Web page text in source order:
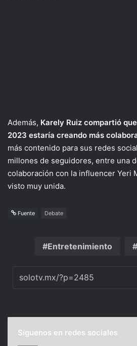
Además, Karely Ruiz compartió
2023 estaría creando más
más contenido para sus redes
millones de seguidores, entre una
colaboración con la influencer Yeri
visto muy unida.
Fuente Debate
Entretenimiento
Síguenos en redes sociales